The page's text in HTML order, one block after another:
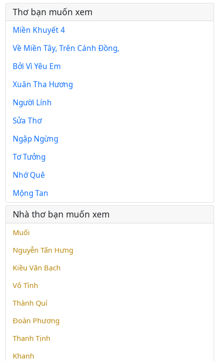
Thơ bạn muốn xem
Miền Khuyết 4
Về Miền Tây, Trên Cánh Đồng,
Bởi Vì Yêu Em
Xuân Tha Hương
Người Lính
Sửa Thơ
Ngập Ngừng
Tơ Tưởng
Nhớ Quê
Mộng Tan
Nhà thơ bạn muốn xem
Muối
Nguyễn Tấn Hưng
Kiều Văn Bạch
Vô Tình
Thành Quí
Đoàn Phương
Thanh Tịnh
Khanh